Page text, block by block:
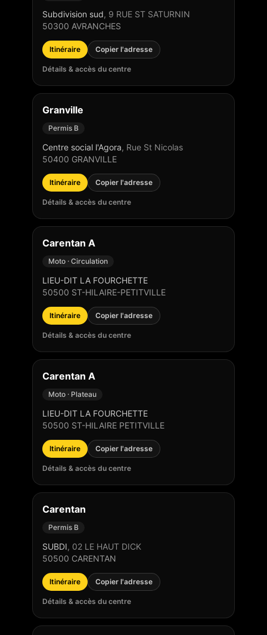
Subdivision sud, 9 RUE ST SATURNIN
50300 AVRANCHES
Itinéraire Copier l'adresse
Détails & accès du centre
Granville
Permis B
Centre social l'Agora, Rue St Nicolas
50400 GRANVILLE
Itinéraire Copier l'adresse
Détails & accès du centre
Carentan A
Moto · Circulation
LIEU-DIT LA FOURCHETTE
50500 ST-HILAIRE-PETITVILLE
Itinéraire Copier l'adresse
Détails & accès du centre
Carentan A
Moto · Plateau
LIEU-DIT LA FOURCHETTE
50500 ST-HILAIRE PETITVILLE
Itinéraire Copier l'adresse
Détails & accès du centre
Carentan
Permis B
SUBDI, 02 LE HAUT DICK
50500 CARENTAN
Itinéraire Copier l'adresse
Détails & accès du centre